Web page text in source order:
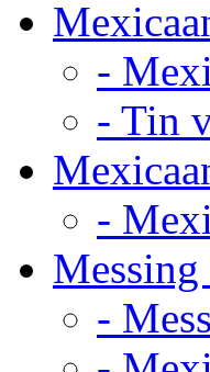
-
- Tin
-
-